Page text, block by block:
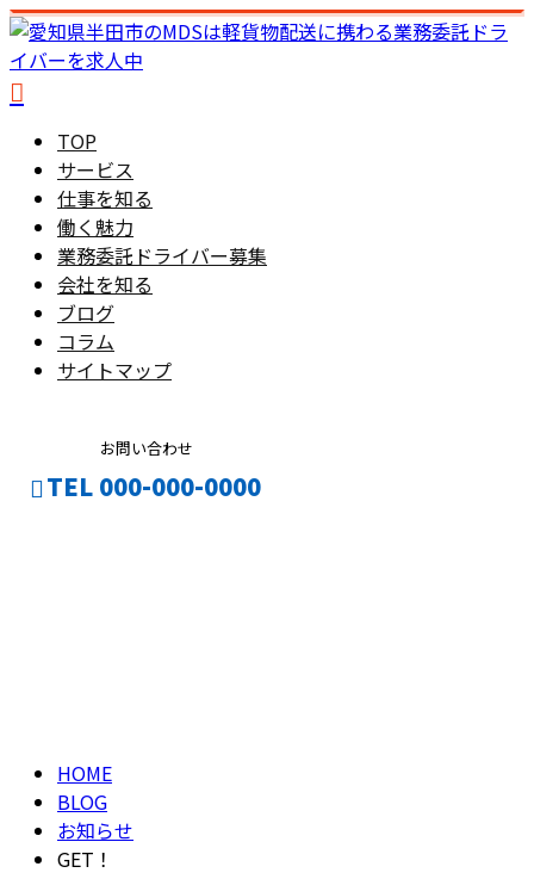
TOP
サービス
仕事を知る
働く魅力
業務委託ドライバー募集
会社を知る
ブログ
コラム
サイトマップ
お問い合わせ
TEL 000-000-0000
HOME
BLOG
お知らせ
GET！